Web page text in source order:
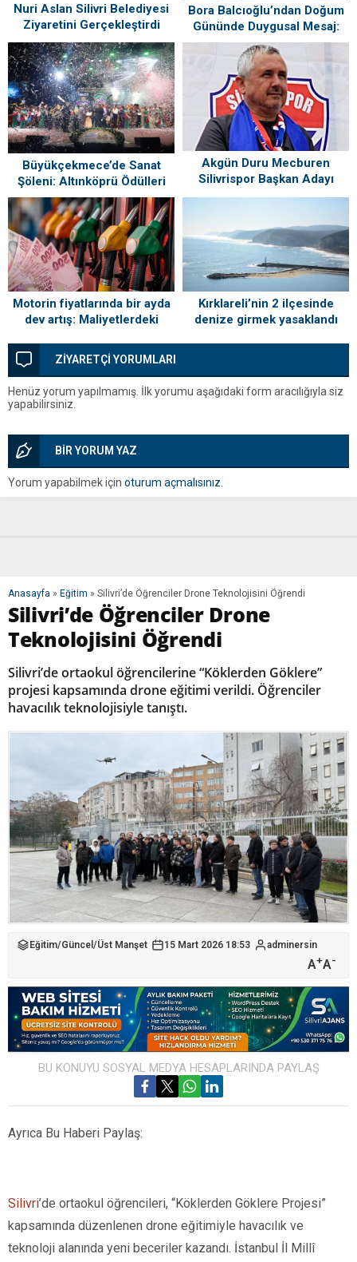
Nuri Aslan Silivri Belediyesi
Ziyaretini Gerçekleştirdi
Bora Balcıoğlu’ndan Doğum
Gününde Duygusal Mesaj:
“Silivri’mi Çok Özlüyorum”
Büyükçekmece’de Sanat
Şöleni: Altınköprü Ödülleri
Sahiplerini Buldu!
Akgün Duru Mecburen
Silivrispor Başkan Adayı
Motorin fiyatlarında bir ayda
dev artış: Maliyetlerdeki
Kırklareli’nin 2 ilçesinde
denize girmek yasaklandı
ZİYARETÇİ YORUMLARI
Henüz yorum yapılmamış. İlk yorumu aşağıdaki form aracılığıyla siz
yapabilirsiniz.
BİR YORUM YAZ
Yorum yapabilmek için oturum açmalısınız
Anasayfa » Eğitim » Silivri’de Öğrenciler Drone Teknolojisini Öğrendi
Silivri’de Öğrenciler Drone
Teknolojisini Öğrendi
Silivri’de ortaokul öğrencilerine “Köklerden Göklere”
projesi kapsamında drone eğitimi verildi. Öğrenciler
havacılık teknolojisiyle tanıştı.
Eğitim/Güncel /Üst Manşet 15 Mart 2026 18:53 adminersin
A+A-
BU KONUYU SOSYAL MEDYA HESAPLARINDA PAYLAŞ
Ayrıca Bu Haberi Paylaş:
Silivri’de ortaokul öğrencileri, “Köklerden Göklere Projesi”
kapsamında düzenlenen drone eğitimiyle havacılık ve
teknoloji alanında yeni beceriler kazandı. İstanbul İl Millî